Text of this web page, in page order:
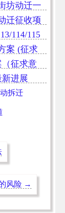
坊动迁一
迁征收项
114/115
案 (征求
征求意
新进展
拆迁
风险 →